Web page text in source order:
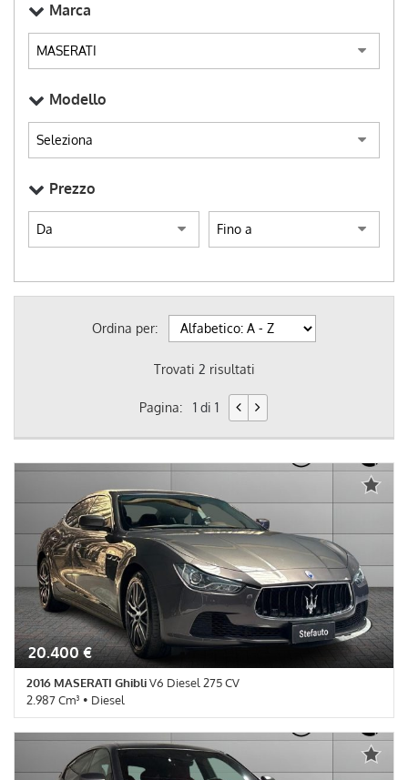
Marca
Modello
Prezzo
Ordina per:
Trovati 2 risultati
Pagina:1 di 1
20.400 €
2016 MASERATI GhibliV6 Diesel 275 CV
2.987 Cm³ • Diesel
146.681 Km • Cambio Automatico (8) • Argento Polare metallizzato
• 4 Porte • Airbag • Airbag laterali • Airbag Passeggero • Airbag
testa • Autoradio • Bluetooth